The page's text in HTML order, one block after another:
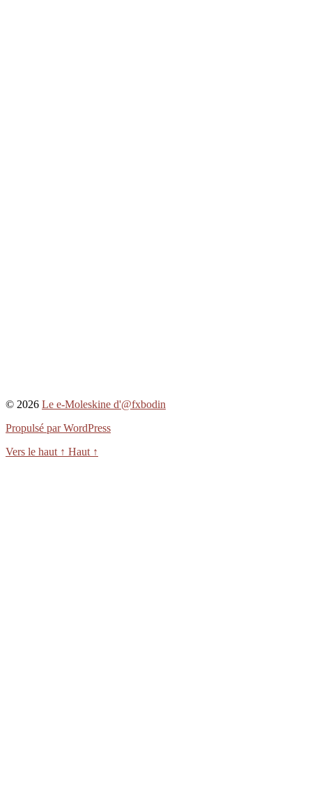
© 2026 Le e-Moleskine d'@fxbodin
Propulsé par WordPress
Vers le haut ↑ Haut ↑